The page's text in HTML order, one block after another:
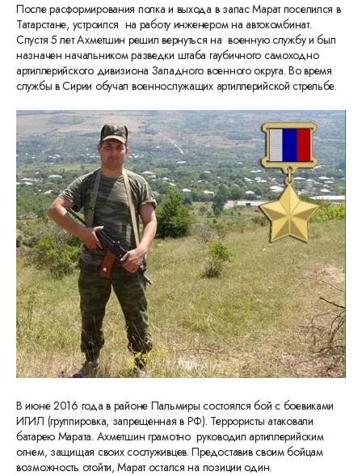
После расформирования полка и выхода в запас Марат поселился в
Татарстане, устроился на работу инженером на автокомбинат.
Спустя 5 лет Ахметшин решил вернуться на военную службу и был
назначен начальником разведки штаба гаубичного самоходно
артиллерийского дивизиона Западного военного округа. Во время
службы в Сирии обучал военнослужащих артиллерийской стрельбе.
В июне 2016 года в районе Пальмиры состоялся бой с боевиками
ИГИЛ (группировка, запрещенная в РФ). Террористы атаковали
батарею Марата. Ахметшин грамотно руководил артиллерийским
огнем, защищая своих сослуживцев. Предоставив своим бойцам
возможность отойти, Марат остался на позиции один.